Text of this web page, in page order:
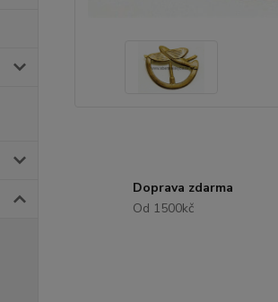
Doprava zdarma
Od 1500kč